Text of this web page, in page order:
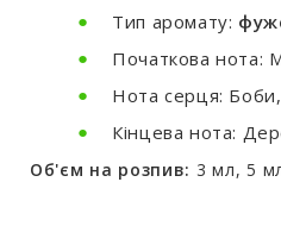
Тип аромату:
Початкова нота:
Нота серця:
Кінцева нота:
Об'єм на розпив: 3 мл, 5